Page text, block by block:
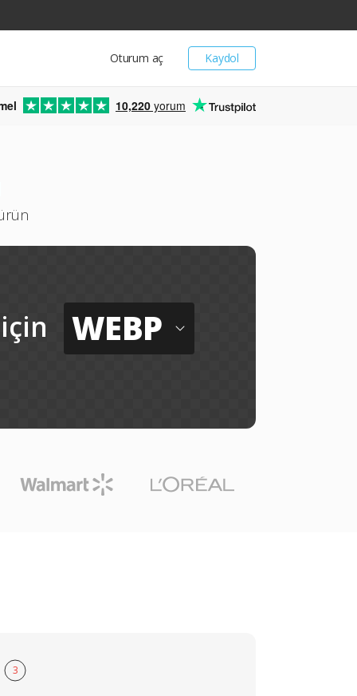
Kaydol
Oturum aç
10,220 yorum
için WEBP
3